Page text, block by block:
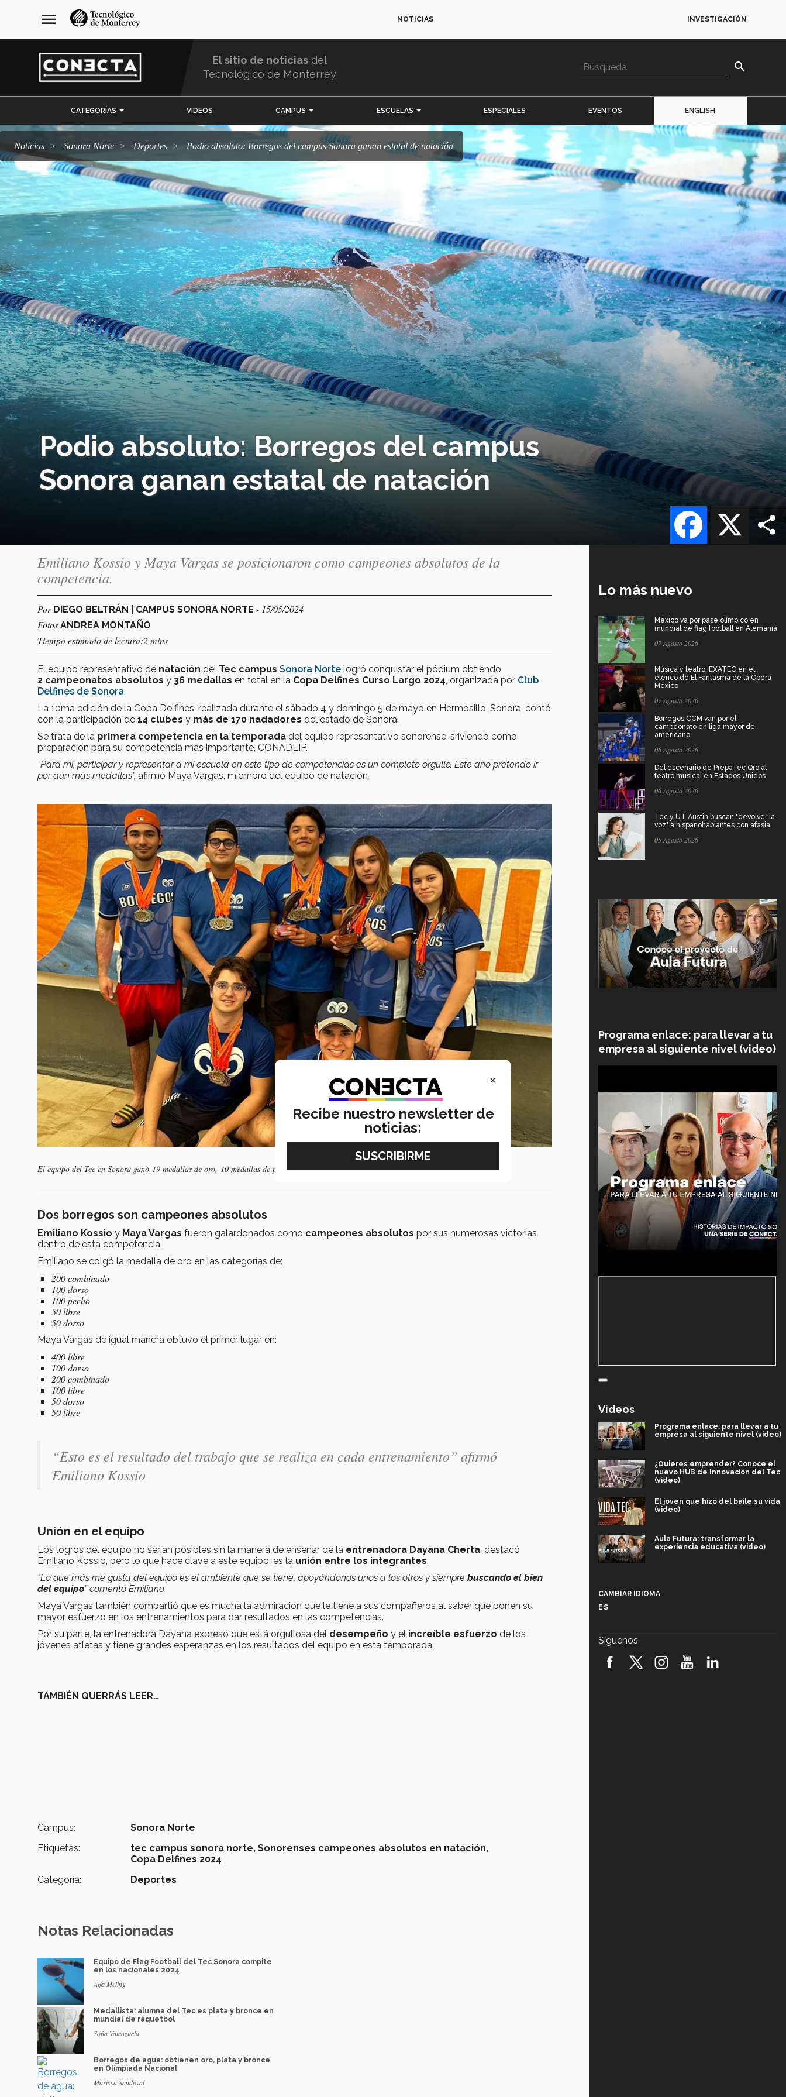
navegación
principal
menu NOTICIAS INVESTIGACIÓN
El sitio de noticias del
Tecnológico de Monterrey
search
CATEGORÍAS VIDEOS CAMPUS ESCUELAS ESPECIALES EVENTOS ENGLISH
Noticias Sonora Norte deportes Podio absoluto: Borregos del campus Sonora ganan estatal de natación
Podio absoluto: Borregos del campus
Sonora ganan estatal de natación
X
Facebook
Emiliano Kossio y Maya Vargas se posicionaron como campeones absolutos de la
competencia.
Por DIEGO BELTRÁN | CAMPUS SONORA NORTE - 15/05/2024
Fotos ANDREA MONTAÑO
Tiempo estimado de lectura:2 mins
El equipo representativo de natación del Tec campus Sonora Norte logró conquistar el pódium obtiendo
2 campeonatos absolutos y 36 medallas en total en la Copa Delfines Curso Largo 2024 , organizada por Club
Delfines de Sonora.
La 10ma edición de la Copa Delfines, realizada durante el sábado 4 y domingo 5 de mayo en Hermosillo, Sonora, contó
con la participación de 14 clubes y más de 170 nadadores del estado de Sonora.
Se trata de la primera competencia en la temporada del equipo representativo sonorense, sriviendo como
preparación para su competencia más importante, CONADEIP.
“Para mí, participar y representar a mi escuela en este tipo de competencias es un completo orgullo. Este año pretendo ir
por aún más medallas”, afirmó Maya Vargas, miembro del equipo de natación.
El equipo del Tec en Sonora ganó 19 medallas de oro, 10 medallas de plata y 7 de bronce.
Dos borregos son campeones absolutos
Emiliano Kossio y Maya Vargas fueron galardonados como campeones absolutos por sus numerosas victorias
dentro de esta competencia.
Emiliano se colgó la medalla de oro en las categorías de:
200 combinado
100 dorso
100 pecho
50 libre
50 dorso
Maya Vargas de igual manera obtuvo el primer lugar en:
400 libre
100 dorso
200 combinado
100 libre
50 dorso
50 libre
“Esto es el resultado del trabajo que se realiza en cada entrenamiento” afirmó
Emiliano Kossio
Unión en el equipo
Los logros del equipo no serían posibles sin la manera de enseñar de la entrenadora Dayana Cherta, destacó
Emiliano Kossio, pero lo que hace clave a este equipo, es la unión entre los integrantes.
“Lo que más me gusta del equipo es el ambiente que se tiene, apoyándonos unos a los otros y siempre buscando el bien
del equipo” comentó Emiliano.
Maya Vargas también compartió que es mucha la admiración que le tiene a sus compañeros al saber que ponen su
mayor esfuerzo en los entrenamientos para dar resultados en las competencias.
Por su parte, la entrenadora Dayana expresó que está orgullosa del desempeño y el increíble esfuerzo de los
jóvenes atletas y tiene grandes esperanzas en los resultados del equipo en esta temporada.
TAMBIÉN QUERRÁS LEER…
Campus:
Sonora Norte
Etiquetas:
tec campus sonora norte, Sonorenses campeones absolutos en natación,
Copa Delfines 2024
Categoría:
Deportes
Notas Relacionadas
Equipo de Flag Football del Tec Sonora compite
en los nacionales 2024
Alfa Meling
Medallista: alumna del Tec es plata y bronce en
mundial de ráquetbol
Sofía Valenzuela
Borregos de agua: obtienen oro, plata y bronce
en Olimpiada Nacional
Marissa Sandoval
Lo más nuevo
México va por pase olímpico en
mundial de flag football en Alemania
07 Agosto 2026
Música y teatro: EXATEC en el
elenco de El Fantasma de la Ópera
México
07 Agosto 2026
Borregos CCM van por el
campeonato en liga mayor de
americano
06 Agosto 2026
Del escenario de PrepaTec Qro al
teatro musical en Estados Unidos
06 Agosto 2026
Tec y UT Austin buscan "devolver la
voz" a hispanohablantes con afasia
05 Agosto 2026
Programa enlace: para llevar a tu
empresa al siguiente nivel (video)
Videos
Programa enlace: para llevar a tu
empresa al siguiente nivel (video)
¿Quieres emprender? Conoce el
nuevo HUB de Innovación del Tec
(video)
El joven que hizo del baile su vida
(video)
Aula Futura: transformar la
experiencia educativa (video)
robótica FIRST 2026! (video)
CAMBIAR IDIOMA
ES
Síguenos
×
Recibe nuestro newsletter de
noticias: